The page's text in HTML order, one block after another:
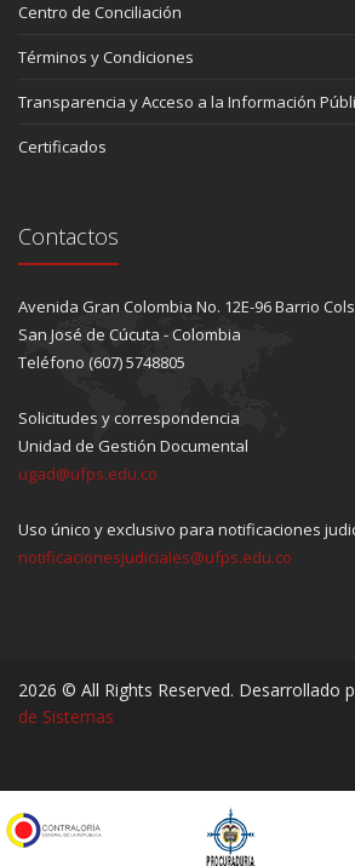
Centro de Conciliación
Términos y Condiciones
Transparencia y Acceso a la Información
Certificados
Contactos
Avenida Gran Colombia No. 12E-96 Barrio
San José de Cúcuta - Colombia
Teléfono (607) 5748805
Solicitudes y correspondencia
Unidad de Gestión Documental
ugad@ufps.edu.co
Uso único y exclusivo para notificaciones
notificacionesjudiciales@ufps.edu.co
2026 © All Rights Reserved. Desarrollado
de Sistemas